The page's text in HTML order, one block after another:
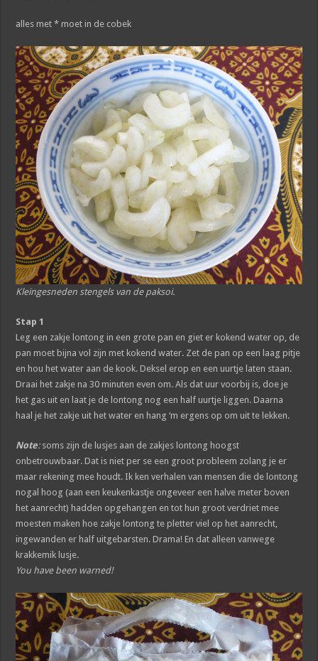
alles met * moet in de cobek
Kleingesneden stengels van de paksoi.
Stap 1
Leg een zakje lontong in een grote pan en giet er kokend water op, de
pan moet bijna vol zijn met kokend water. Zet de pan op een laag pitje
en hou het water aan de kook. Deksel erop en een uurtje laten staan.
Draai het zakje na 30 minuten even om. Als dat uur voorbij is, doe je
het gas uit en laat je de lontong nog een half uurtje liggen. Daarna
haal je het zakje uit het water en hang ‘m ergens op om uit te lekken.
Note:soms zijn de lusjes aan de zakjes lontong hoogst
onbetrouwbaar. Dat is niet per se een groot probleem zolang je er
maar rekening mee houdt. Ik ken verhalen van mensen die de lontong
nogal hoog (aan een keukenkastje ongeveer een halve meter boven
het aanrecht) hadden opgehangen en tot hun groot verdriet mee
moesten maken hoe zakje lontong te pletter viel op het aanrecht,
ingewanden er half uitgebarsten. Drama! En dat alleen vanwege
krakkemik lusje.
You have been warned!